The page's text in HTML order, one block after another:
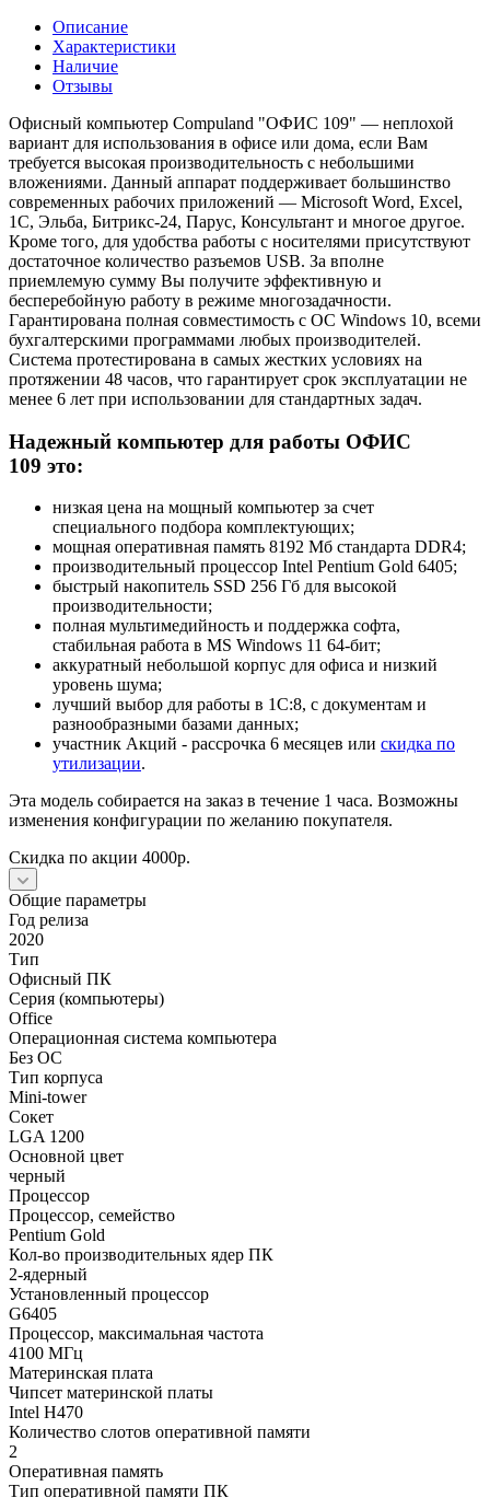
Описание
Характеристики
Наличие
Отзывы
Офисный компьютер Compuland "ОФИС 109" — неплохой
вариант для использования в офисе или дома, если Вам
требуется высокая производительность с небольшими
вложениями. Данный аппарат поддерживает большинство
современных рабочих приложений — Microsoft Word, Excel,
1C, Эльба, Битрикс-24, Парус, Консультант и многое другое.
Кроме того, для удобства работы с носителями присутствуют
достаточное количество разъемов USB. За вполне
приемлемую сумму Вы получите эффективную и
бесперебойную работу в режиме многозадачности.
Гарантирована полная совместимость с ОС Windows 10, всеми
бухгалтерскими программами любых производителей.
Система протестирована в самых жестких условиях на
протяжении 48 часов, что гарантирует срок эксплуатации не
менее 6 лет при использовании для стандартных задач.
Надежный компьютер для работы ОФИС
109 это:
низкая цена на мощный компьютер за счет
специального подбора комплектующих;
мощная оперативная память 8192 Мб стандарта DDR4;
производительный процессор Intel Pentium Gold 6405;
быстрый накопитель SSD 256 Гб для высокой
производительности;
полная мультимедийность и поддержка софта,
стабильная работа в MS Windows 11 64-бит;
аккуратный небольшой корпус для офиса и низкий
уровень шума;
лучший выбор для работы в 1С:8, с документам и
разнообразными базами данных;
участник Акций - рассрочка 6 месяцев или скидка по
утилизации.
Эта модель собирается на заказ в течение 1 часа. Возможны
изменения конфигурации по желанию покупателя.
Скидка по акции 4000р.
Общие параметры
Год релиза
2020
Тип
Офисный ПК
Серия (компьютеры)
Office
Операционная система компьютера
Без ОС
Тип корпуса
Mini-tower
Сокет
LGA 1200
Основной цвет
черный
Процессор
Процессор, семейство
Pentium Gold
Кол-во производительных ядер ПК
2-ядерный
Установленный процессор
G6405
Процессор, максимальная частота
4100 МГц
Материнская плата
Чипсет материнской платы
Intel H470
Количество слотов оперативной памяти
2
Оперативная память
Тип оперативной памяти ПК